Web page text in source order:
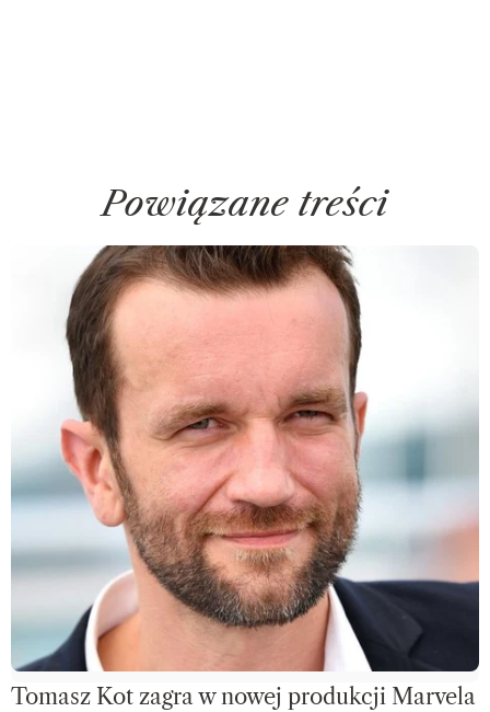
Powiązane treści
Tomasz Kot zagra w nowej produkcji Marvela